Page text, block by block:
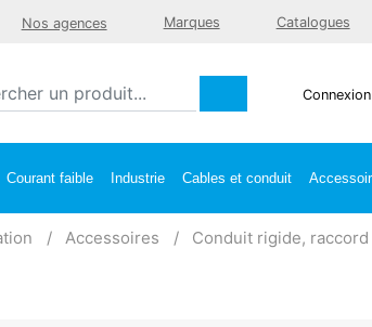
Nos agences Marques Catalogues
Connexion
Courant faible Industrie Cables et conduit
Accessoires Conduit rigide,